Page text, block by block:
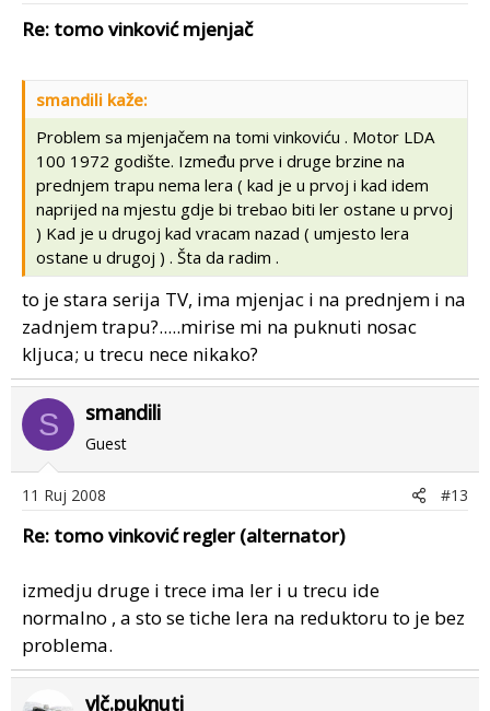
Re: tomo vinković mjenjač
smandili kaže:
Problem sa mjenjačem na tomi vinkoviću . Motor LDA
100 1972 godište. Između prve i druge brzine na
prednjem trapu nema lera ( kad je u prvoj i kad idem
naprijed na mjestu gdje bi trebao biti ler ostane u prvoj
) Kad je u drugoj kad vracam nazad ( umjesto lera
ostane u drugoj ) . Šta da radim .
to je stara serija TV, ima mjenjac i na prednjem i na
zadnjem trapu?.....mirise mi na puknuti nosac
kljuca; u trecu nece nikako?
S smandili
Guest
11 Ruj 2008 #13
Re: tomo vinković regler (alternator)
izmedju druge i trece ima ler i u trecu ide
normalno , a sto se tiche lera na reduktoru to je bez
problema.
vlč.puknuti